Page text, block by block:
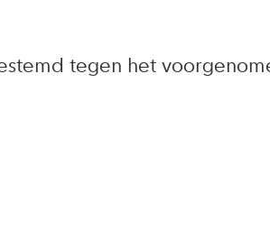
tegen het